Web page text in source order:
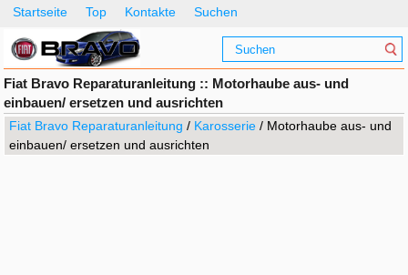
Startseite Top Kontakte Suchen
Fiat Bravo Reparaturanleitung :: Motorhaube aus- und
einbauen/ ersetzen und ausrichten
Fiat Bravo Reparaturanleitung / Karosserie / Motorhaube aus- und
einbauen/ ersetzen und ausrichten